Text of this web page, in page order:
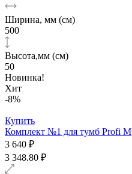
Ширина, мм (см)
500
Высота,мм (см)
50
Новинка!
Хит
-8%
Купить
Комплект №1 для тумб Profi M
3 640 ₽
3 348.80 ₽